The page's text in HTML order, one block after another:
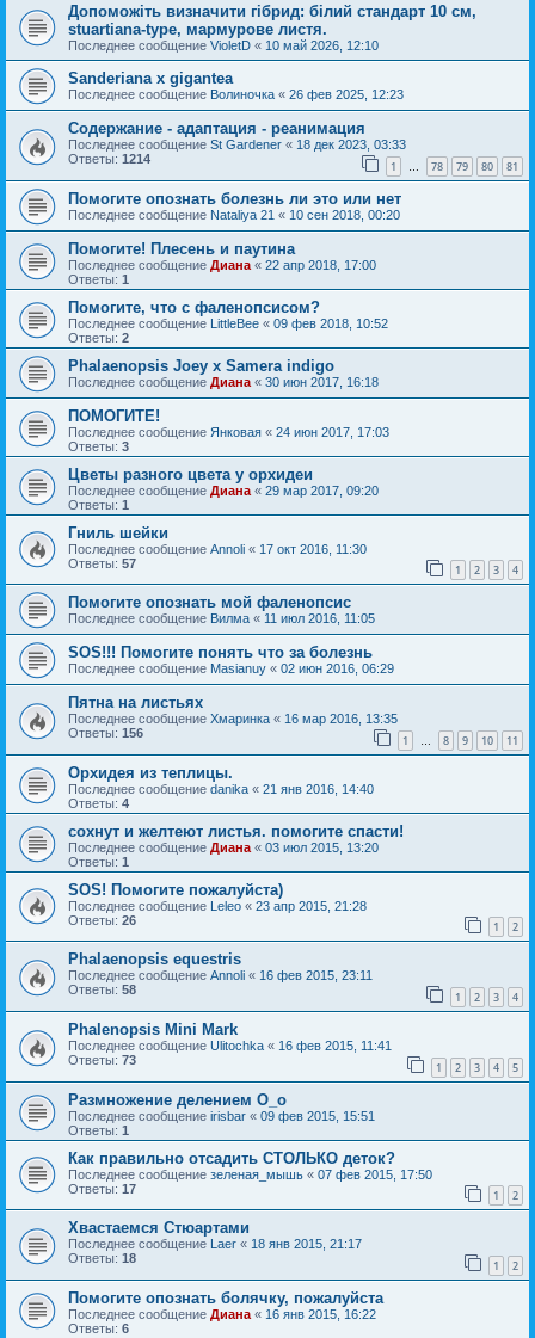
Допоможіть визначити гібрид: білий стандарт 10 см,
stuartiana-type, мармурове листя.
Последнее сообщение VioletD « 10 май 2026, 12:10
Sanderiana x gigantea
Последнее сообщение Волиночка « 26 фев 2025, 12:23
Содержание - адаптация - реанимация
Последнее сообщение St Gardener « 18 дек 2023, 03:33
Ответы: 1214 1 … 78 79 80 81
Помогите опознать болезнь ли это или нет
Последнее сообщение Nataliya 21 « 10 сен 2018, 00:20
Помогите! Плесень и паутина
Последнее сообщение Диана « 22 апр 2018, 17:00
Ответы: 1
Помогите, что с фаленопсисом?
Последнее сообщение LittleBee « 09 фев 2018, 10:52
Ответы: 2
Phalaenopsis Joey x Samera indigo
Последнее сообщение Диана « 30 июн 2017, 16:18
ПОМОГИТЕ!
Последнее сообщение Янковая « 24 июн 2017, 17:03
Ответы: 3
Цветы разного цвета у орхидеи
Последнее сообщение Диана « 29 мар 2017, 09:20
Ответы: 1
Гниль шейки
Последнее сообщение Annoli « 17 окт 2016, 11:30
Ответы: 57 1 2 3 4
Помогите опознать мой фаленопсис
Последнее сообщение Вилма « 11 июл 2016, 11:05
SOS!!! Помогите понять что за болезнь
Последнее сообщение Masianuy « 02 июн 2016, 06:29
Пятна на листьях
Последнее сообщение Хмаринка « 16 мар 2016, 13:35
Ответы: 156 1 … 8 9 10 11
Орхидея из теплицы.
Последнее сообщение danika « 21 янв 2016, 14:40
Ответы: 4
сохнут и желтеют листья. помогите спасти!
Последнее сообщение Диана « 03 июл 2015, 13:20
Ответы: 1
SOS! Помогите пожалуйста)
Последнее сообщение Leleo « 23 апр 2015, 21:28
Ответы: 26 1 2
Phalaenopsis equestris
Последнее сообщение Annoli « 16 фев 2015, 23:11
Ответы: 58 1 2 3 4
Phalenopsis Mini Mark
Последнее сообщение Ulitochka « 16 фев 2015, 11:41
Ответы: 73 1 2 3 4 5
Размножение делением О_о
Последнее сообщение irisbar « 09 фев 2015, 15:51
Ответы: 1
Как правильно отсадить СТОЛЬКО деток?
Последнее сообщение зеленая_мышь « 07 фев 2015, 17:50
Ответы: 17 1 2
Хвастаемся Стюартами
Последнее сообщение Laer « 18 янв 2015, 21:17
Ответы: 18 1 2
Помогите опознать болячку, пожалуйста
Последнее сообщение Диана « 16 янв 2015, 16:22
Ответы: 6